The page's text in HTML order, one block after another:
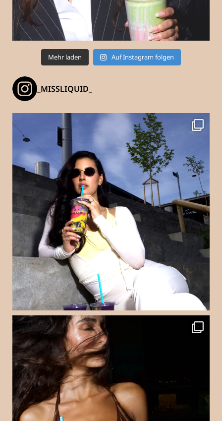
Mehr laden Auf Instagram folgen
_MISSLIQUID_